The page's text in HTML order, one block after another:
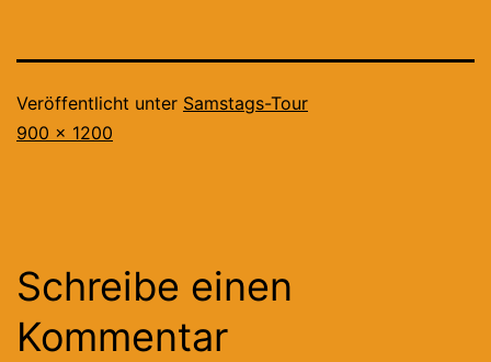
Veröffentlicht unter Samstags-Tour
Originalgröße
900 × 1200
Schreibe einen
Kommentar